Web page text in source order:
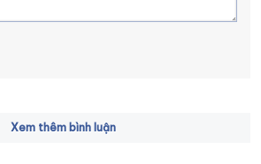
Xem thêm bình luận